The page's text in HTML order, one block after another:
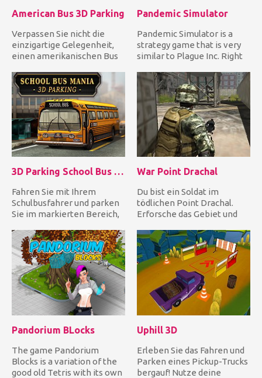
American Bus 3D Parking
Verpassen Sie nicht die
einzigartige Gelegenheit,
einen amerikanischen Bus
Pandemic Simulator
Pandemic Simulator is a
strategy game that is very
similar to Plague Inc. Right
3D Parking School Bus Mania
Fahren Sie mit Ihrem
Schulbusfahrer und parken
Sie im markierten Bereich,
War Point Drachal
Du bist ein Soldat im
tödlichen Point Drachal.
Erforsche das Gebiet und
a...
Pandorium BLocks
The game Pandorium
Blocks is a variation of the
good old Tetris with its own
Uphill 3D
Erleben Sie das Fahren und
Parken eines Pickup-Trucks
bergauf! Nutze deine